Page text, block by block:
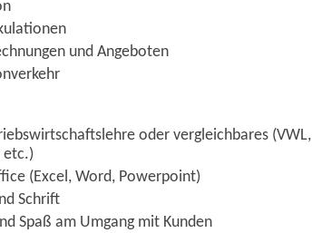
und Angeboten
oder vergleichbares (VWL,
etc.)
(Excel, Word, Powerpoint)
Schrift
Spaß am Umgang mit Kunden